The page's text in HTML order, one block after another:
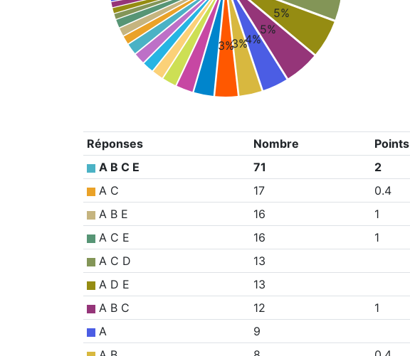
5%
5%
4%
3%
3%
Réponses Nombre
Points
A B C E
71
2
A C
17
0.4
A B E
16
1
A C E
16
1
A C D
13
A D E
13
A B C
12
1
A
9